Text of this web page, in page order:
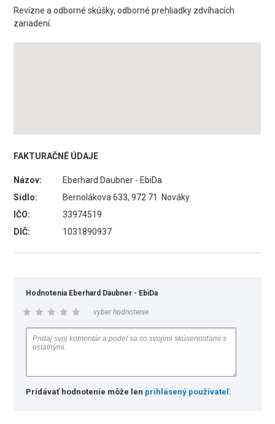
Revízne a odborné skúšky, odborné prehliadky zdvíhacích
zariadení.
FAKTURAČNÉ ÚDAJE
Názov:
Eberhard Daubner - EbiDa
Sídlo:
Bernolákova 633, 972 71 Nováky
IČO:
33974519
DIČ:
1031890937
Hodnotenia Eberhard Daubner - EbiDa
vyber hodnotenie
Pridávať hodnotenie môže len prihlásený používateľ.